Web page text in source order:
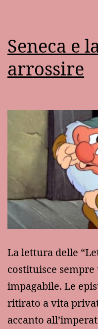
Seneca e
arrossire
La lettura delle
costituisce
impagabile. Le
ritirato a vita
accanto